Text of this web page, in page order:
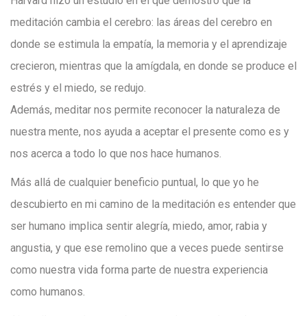
meditación cambia el cerebro: las áreas del cerebro en
donde se estimula la empatía, la memoria y el aprendizaje
crecieron, mientras que la amígdala, en donde se produce el
estrés y el miedo, se redujo.
Además, meditar nos permite reconocer la naturaleza de
nuestra mente, nos ayuda a aceptar el presente como es y
nos acerca a todo lo que nos hace humanos.
Más allá de cualquier beneficio puntual, lo que yo he
descubierto en mi camino de la meditación es entender que
ser humano implica sentir alegría, miedo, amor, rabia y
angustia, y que ese remolino que a veces puede sentirse
como nuestra vida forma parte de nuestra experiencia
como humanos.